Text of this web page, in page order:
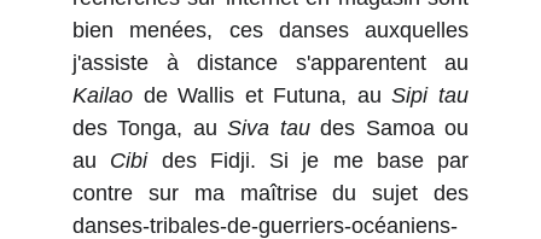
bien menées, ces danses auxquelles
j'assiste à distance s'apparentent au
Kailao de Wallis et Futuna, au Sipi tau
des Tonga, au Siva taudes Samoa ou
au Cibides Fidji. Si je me base par
contre sur ma maîtrise du sujet des
danses-tribales-de-guerriers-océaniens-